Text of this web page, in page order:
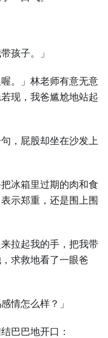
孩子。」
。」林老师有意无意
现，我爸尴尬地站起
，屁股却坐在沙发上
冰箱里过期的肉和食
示郑重，还是围上围
拉起我的手，把我带
求救地看了一眼爸
情怎么样？」
巴巴地开口：